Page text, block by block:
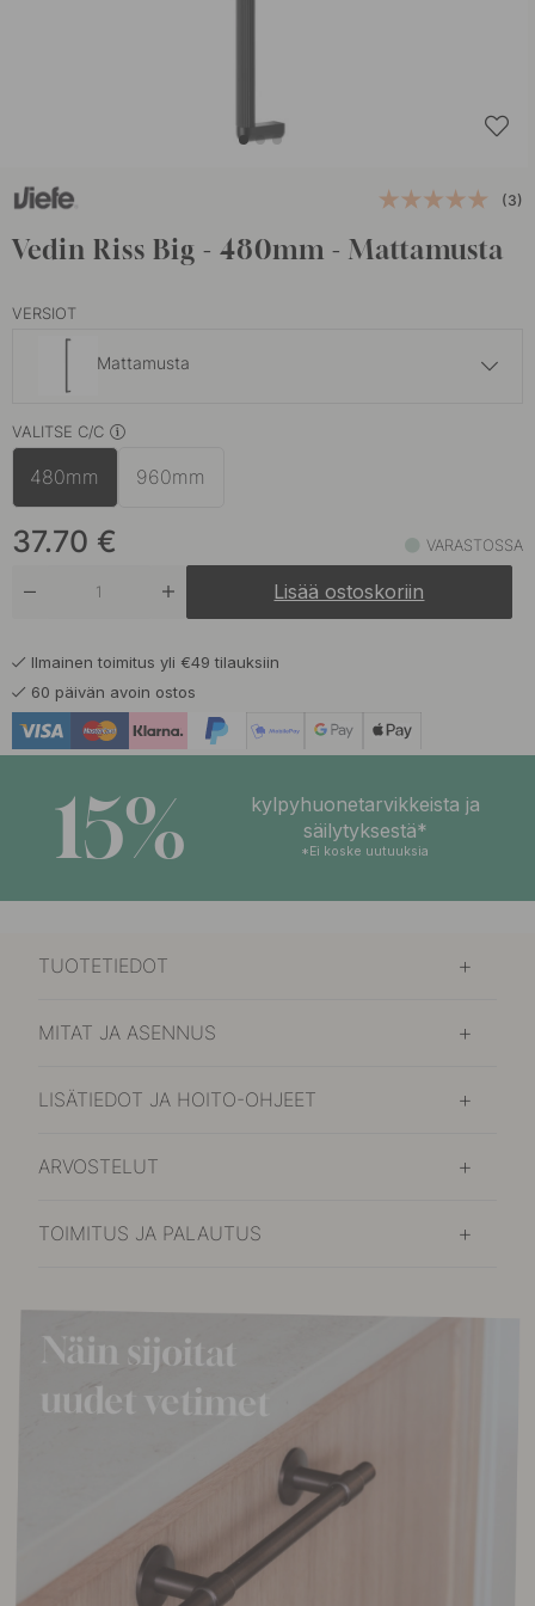
(3)
Vedin Riss Big - 480mm - Mattamusta
VERSIOT
Mattamusta
Harmaa
Mattavalkoinen
Ruskea
Tulivuorenpunainen
VALITSE C/C
480mm 960mm
37.70 € VARASTOSSA
Lisää ostoskoriin
Ilmainen toimitus yli €49 tilauksiin
60 päivän avoin ostos
15%
kylpyhuonetarvikkeista ja
säilytyksestä*
*Ei koske uutuuksia
TUOTETIEDOT
MITAT JA ASENNUS
LISÄTIEDOT JA HOITO-OHJEET
ARVOSTELUT
TOIMITUS JA PALAUTUS